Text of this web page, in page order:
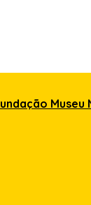
Museu